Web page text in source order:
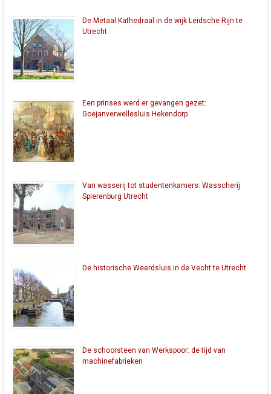
De Metaal Kathedraal in de wijk Leidsche Rijn te
Utrecht
Een prinses werd er gevangen gezet:
Goejanverwellesluis Hekendorp
Van wasserij tot studentenkamers: Wasscherij
Spierenburg Utrecht
De historische Weerdsluis in de Vecht te Utrecht
De schoorsteen van Werkspoor: de tijd van
machinefabrieken